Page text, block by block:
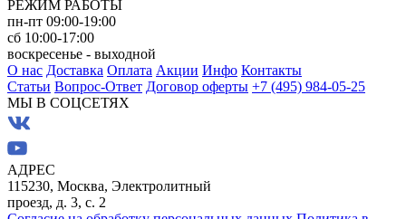
РЕЖИМ РАБОТЫ
пн-пт 09:00-19:00
сб 10:00-17:00
воскресенье - выходной
О нас Доставка Оплата Акции Инфо Контакты
Статьи Вопрос-Ответ Договор оферты +7 (495) 984-05-25
МЫ В СОЦСЕТЯХ
АДРЕС
115230, Москва, Электролитный
проезд, д. 3, с. 2